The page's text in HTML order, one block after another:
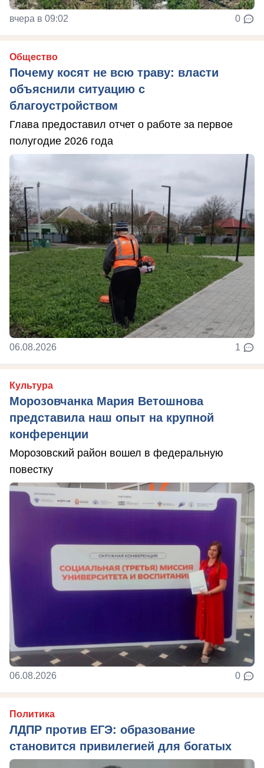
вчера в 09:02 0
Общество
Почему косят не всю траву: власти
объяснили ситуацию с
благоустройством
Глава предоставил отчет о работе за первое
полугодие 2026 года
06.08.2026 1
Культура
Морозовчанка Мария Ветошнова
представила наш опыт на крупной
конференции
Морозовский район вошел в федеральную
повестку
06.08.2026 0
Политика
ЛДПР против ЕГЭ: образование
становится привилегией для богатых